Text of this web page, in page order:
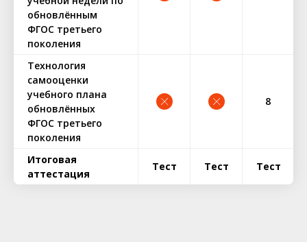
обновлённым
ФГОС третьего
поколения
Технология
самооценки
учебного плана
обновлённых
ФГОС третьего
поколения
8
Итоговая
аттестация
Тест Тест Тест